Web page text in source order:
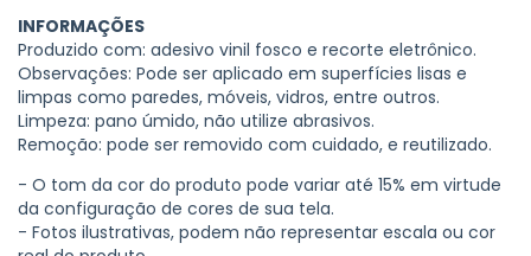
INFORMAÇÕES
Produzido com: adesivo vinil fosco e recorte eletrônico.
Observações: Pode ser aplicado em superfícies lisas e
limpas como paredes, móveis, vidros, entre outros.
Limpeza: pano úmido, não utilize abrasivos.
Remoção: pode ser removido com cuidado, e reutilizado.
- O tom da cor do produto pode variar até 15% em virtude
da configuração de cores de sua tela.
- Fotos ilustrativas, podem não representar escala ou cor